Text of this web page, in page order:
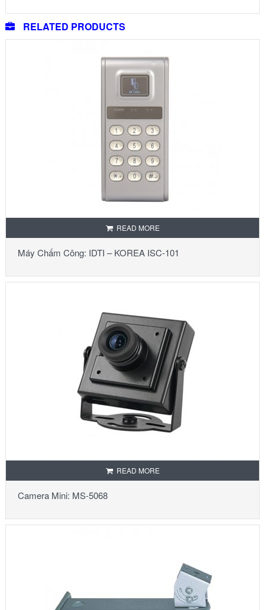
RELATED PRODUCTS
READ MORE
Máy Chấm Công: IDTI – KOREA ISC-101
READ MORE
Camera Mini: MS-5068